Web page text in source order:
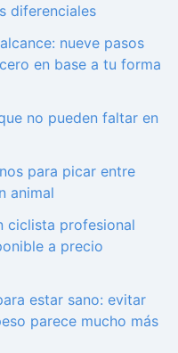
diferenciales
nueve pasos
en base a tu forma
no pueden faltar en
para picar entre
animal
ciclista profesional
a precio
estar sano: evitar
parece mucho más